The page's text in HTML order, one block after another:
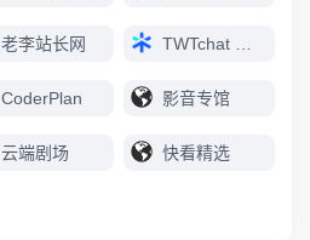
老李站长网 TWTchat 智能客服
CoderPlan 影音专馆
云端剧场 快看精选